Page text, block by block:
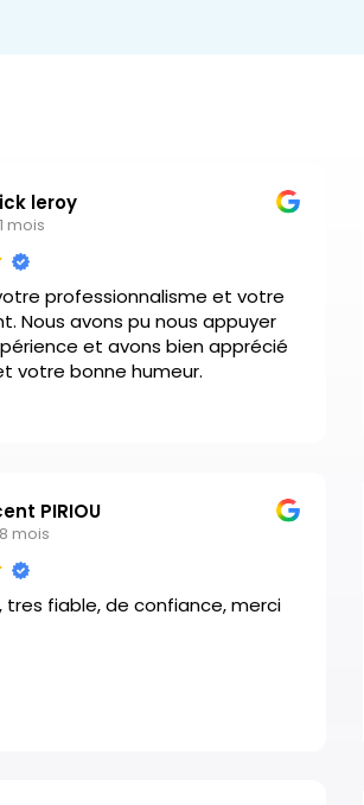
leroy
mois
professionnalisme et votre
Nous avons pu nous appuyer
et avons bien apprécié
votre bonne humeur.
PIRIOU
mois
tres fiable, de confiance, merci